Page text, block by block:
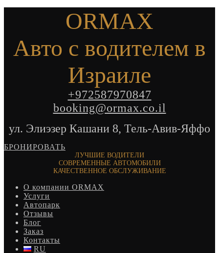
ORMAX
Авто с водителем в
Израиле
+972587970847
booking@ormax.co.il
ул. Элиэзер Кашани 8, Тель-Авив-Яффо
БРОНИРОВАТЬ
ЛУЧШИЕ ВОДИТЕЛИ
СОВРЕМЕННЫЕ АВТОМОБИЛИ
КАЧЕСТВЕННОЕ ОБСЛУЖИВАНИЕ
О компании ORMAX
Услуги
Автопарк
Отзывы
Блог
Заказ
Контакты
RU